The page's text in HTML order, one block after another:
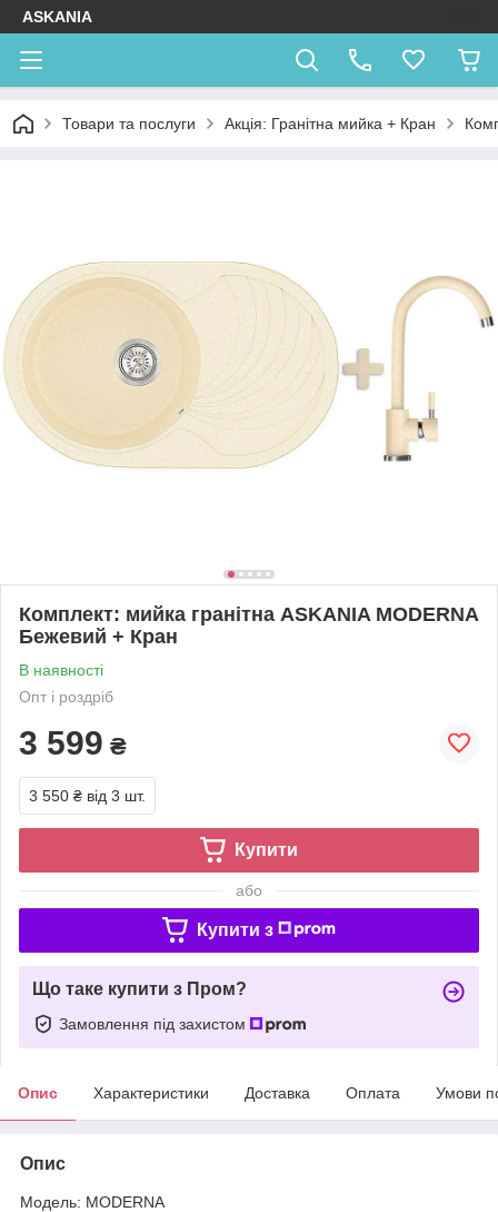
ASKANIA
Товари та послуги Акція: Гранітна мийка + Кран
Комплект: мийка гранітна ASKANIA MODERNA
Бежевий + Кран
В наявності
Опт і роздріб
3 599 ₴
3 550 ₴ від 3 шт.
Купити
або
Купити з
Що таке купити з Пром?
Замовлення під захистом
Опис Характеристики Доставка Оплата Умови
Опис
Модель: MODERNA